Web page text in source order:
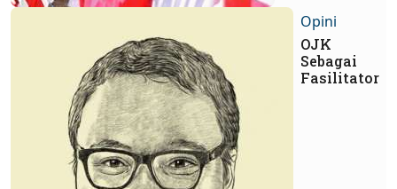
Opini
OJK
Sebagai
Fasilitator